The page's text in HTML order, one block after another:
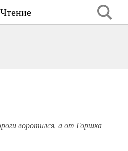
воротился, а от Горшка